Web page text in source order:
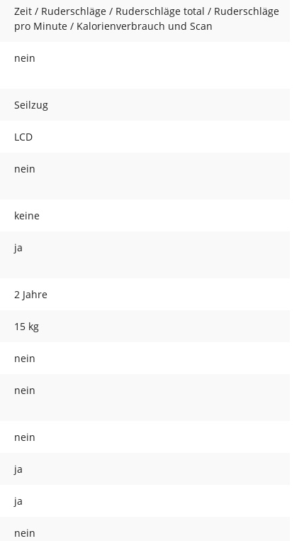
Zeit / Ruderschläge / Ruderschläge total / Ruderschläge
pro Minute / Kalorienverbrauch und Scan
nein
Seilzug
LCD
nein
keine
ja
2 Jahre
15 kg
nein
nein
nein
ja
ja
nein